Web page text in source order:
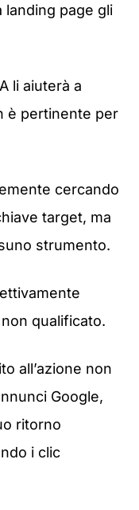
landing page gli
li aiuterà a
è pertinente per
cercando
target, ma
strumento.
qualificato.
all’azione non
Google,
ritorno
i clic